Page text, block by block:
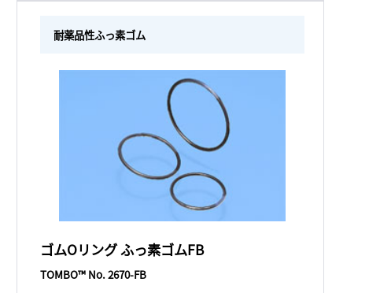
耐薬品性ふっ素ゴム
ゴムOリング ふっ素ゴムFB
TOMBO™ No. 2670-FB